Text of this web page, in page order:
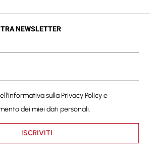
NEWSLETTER
sullaPrivacy Policye
dei miei dati personali.
ISCRIVITI